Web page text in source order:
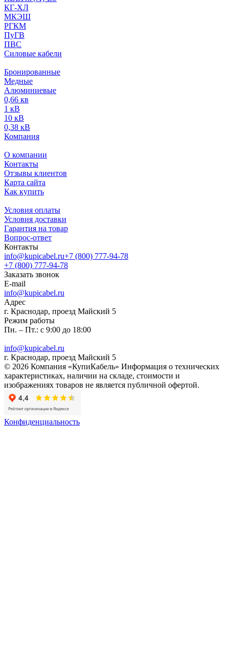
КГ-ХЛ
МКЭШ
РГКМ
ПуГВ
ПВС
Силовые кабели
Бронированные
Медные
Алюминиевые
0,66 кв
1 кВ
10 кВ
0,38 кВ
Компания
О компании
Контакты
Отзывы клиентов
Карта сайта
Как купить
Условия оплаты
Условия доставки
Гарантия на товар
Вопрос-ответ
Контакты
info@kupicabel.ru+7 (800) 777-94-78
+7 (800) 777-94-78
Заказать звонок
E-mail
info@kupicabel.ru
Адрес
г. Краснодар, проезд Майский 5
Режим работы
Пн. – Пт.: с 9:00 до 18:00
info@kupicabel.ru
г. Краснодар, проезд Майский 5
© 2026 Компания «КупиКабель» Информация о технических
характеристиках, наличии на складе, стоимости и
изображениях товаров не является публичной офертой.
Конфиденциальность